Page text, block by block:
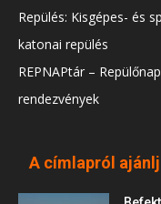
Repülés: Kisgépes- és
katonai repülés
REPNAPtár –
rendezvények
A címlapról